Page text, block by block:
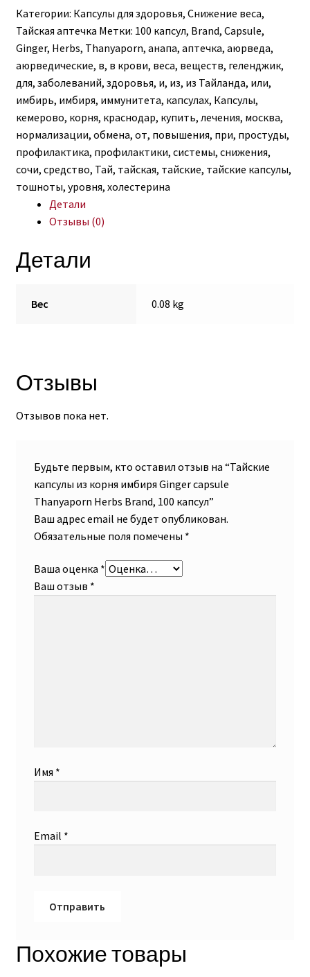
Категории: Капсулы для здоровья, Снижение веса,
Тайская аптечка Метки: 100 капсул, Brand, Capsule,
Ginger, Herbs, Thanyaporn, анапа, аптечка, аюрведа,
аюрведические, в, в крови, веса, веществ, геленджик,
для, заболеваний, здоровья, и, из, из Тайланда, или,
имбирь, имбиря, иммунитета, капсулах, Капсулы,
кемерово, корня, краснодар, купить, лечения, москва,
нормализации, обмена, от, повышения, при, простуды,
профилактика, профилактики, системы, снижения,
сочи, средство, Тай, тайская, тайские, тайские капсулы,
тошноты, уровня, холестерина
Детали
Отзывы (0)
Детали
Вес 0.08 kg
Отзывы
Отзывов пока нет.
Будьте первым, кто оставил отзыв на “Тайские
капсулы из корня имбиря Ginger capsule
Thanyaporn Herbs Brand, 100 капсул”
Ваш адрес email не будет опубликован.
Обязательные поля помечены *
Ваша оценка *
Ваш отзыв *
Имя *
Email *
Похожие товары